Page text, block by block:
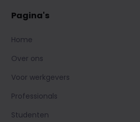
Pagina's
Home
Over ons
Voor werkgevers
Professionals
Studenten